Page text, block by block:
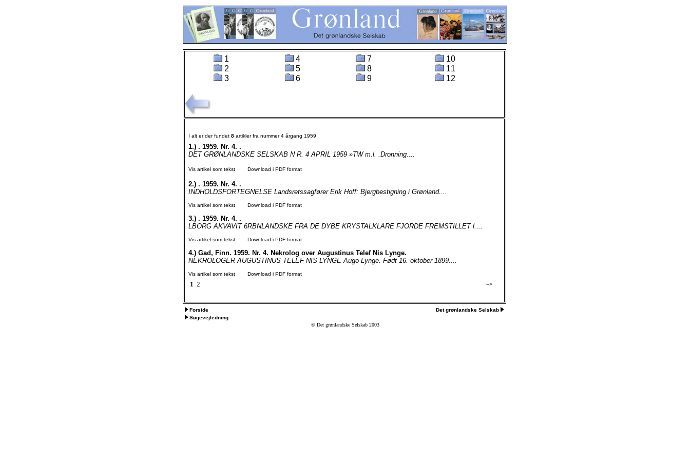
1
2
3
4
5
6
7
8
9
10
11
12
I alt er der fundet 8 artikler fra nummer 4 årgang 1959
1.) . 1959. Nr. 4. .
DET GRØNLANDSKE SELSKAB N R. 4 APRIL 1959 »TW m.l. .Dronning....
Vis artikel som tekst Download i PDF format
2.) . 1959. Nr. 4. .
INDHOLDSFORTEGNELSE Landsretssagfører Erik Hoff: Bjergbestigning i Grønland....
Vis artikel som tekst Download i PDF format
3.) . 1959. Nr. 4. .
LBORG AKVAVIT 6RBNLANDSKE FRA DE DYBE KRYSTALKLARE FJORDE FREMSTILLET l....
Vis artikel som tekst Download i PDF format
4.) Gad, Finn. 1959. Nr. 4. Nekrolog over Augustinus Telef Nis Lynge.
NEKROLOGER AUGUSTINUS TELEF NIS LYNGE Augo Lynge. Født 16. oktober 1899....
Vis artikel som tekst Download i PDF format
1 2 -->
Forside
Det grønlandske Selskab
Søgevejledning
© Det grønlandske Selskab 2003